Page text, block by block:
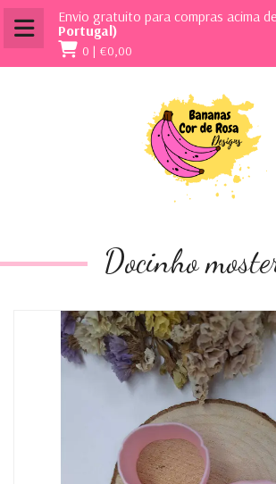
Envio gratuito para compras acima de
Portugal)
0 | €0,00
Docinho